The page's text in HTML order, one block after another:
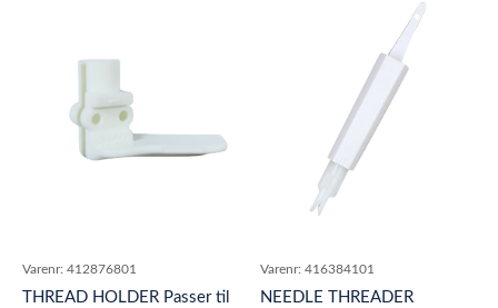
Varenr: 412876801
THREAD HOLDER Passer til
Varenr: 416384101
NEEDLE THREADER